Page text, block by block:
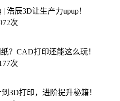
浩辰3D让生产力upup！
次
？CAD打印还能这么玩！
次
3D打印，进阶提升秘籍！